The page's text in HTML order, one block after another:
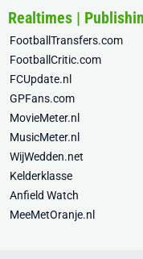
Realtimes |
FootballTransfers.com
FootballCritic.com
FCUpdate.nl
GPFans.com
MovieMeter.nl
MusicMeter.nl
WijWedden.net
Kelderklasse
Anfield Watch
MeeMetOranje.nl